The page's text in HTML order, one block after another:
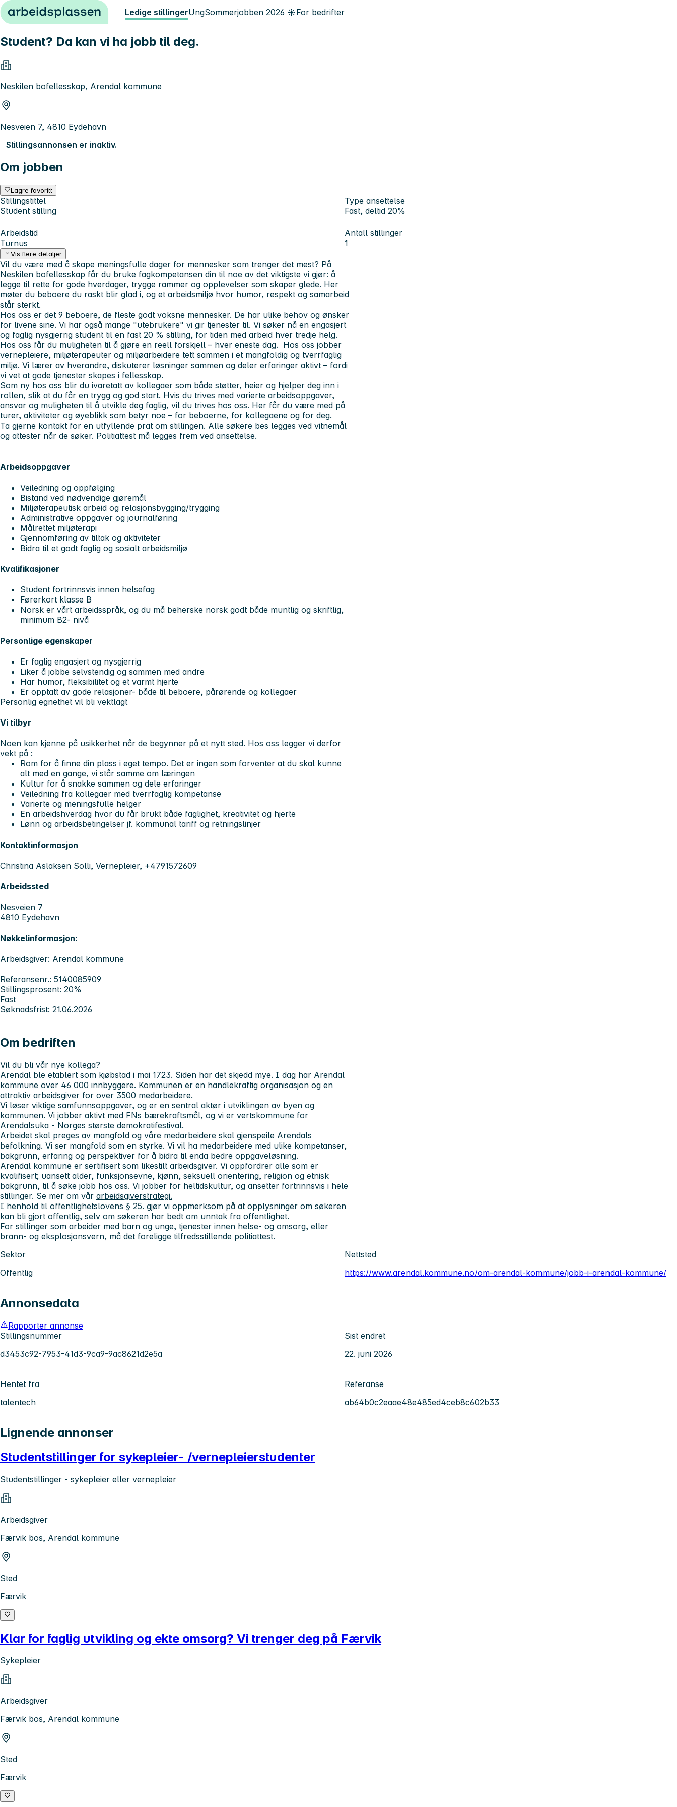
Hopp til innhold Ledige stillingerUngSommerjobben 2026 ☀️For bedrifter
Student? Da kan vi ha jobb til deg.
Neskilen bofellesskap, Arendal kommune
Nesveien 7, 4810 Eydehavn
Stillingsannonsen er inaktiv.
Om jobben
Lagre favoritt
Stillingstittel
Student stilling
Type ansettelse
Fast, deltid 20%
Arbeidstid
Turnus
Antall stillinger
1
Vis flere detaljer
Vil du være med å skape meningsfulle dager for mennesker som trenger det mest? På
Neskilen bofellesskap får du bruke fagkompetansen din til noe av det viktigste vi gjør: å
legge til rette for gode hverdager, trygge rammer og opplevelser som skaper glede. Her
møter du beboere du raskt blir glad i, og et arbeidsmiljø hvor humor, respekt og samarbeid
står sterkt.
Hos oss er det 9 beboere, de fleste godt voksne mennesker. De har ulike behov og ønsker
for livene sine. Vi har også mange "utebrukere" vi gir tjenester til. Vi søker nå en engasjert
og faglig nysgjerrig student til en fast 20 % stilling, for tiden med arbeid hver tredje helg.
Hos oss får du muligheten til å gjøre en reell forskjell – hver eneste dag. Hos oss jobber
vernepleiere, miljøterapeuter og miljøarbeidere tett sammen i et mangfoldig og tverrfaglig
miljø. Vi lærer av hverandre, diskuterer løsninger sammen og deler erfaringer aktivt – fordi
vi vet at gode tjenester skapes i fellesskap.
Som ny hos oss blir du ivaretatt av kollegaer som både støtter, heier og hjelper deg inn i
rollen, slik at du får en trygg og god start. Hvis du trives med varierte arbeidsoppgaver,
ansvar og muligheten til å utvikle deg faglig, vil du trives hos oss. Her får du være med på
turer, aktiviteter og øyeblikk som betyr noe – for beboerne, for kollegaene og for deg.
Ta gjerne kontakt for en utfyllende prat om stillingen. Alle søkere bes legges ved vitnemål
og attester når de søker. Politiattest må legges frem ved ansettelse.
Arbeidsoppgaver
Veiledning og oppfølging
Bistand ved nødvendige gjøremål
Miljøterapeutisk arbeid og relasjonsbygging/trygging
Administrative oppgaver og journalføring
Målrettet miljøterapi
Gjennomføring av tiltak og aktiviteter
Bidra til et godt faglig og sosialt arbeidsmiljø
Kvalifikasjoner
Student fortrinnsvis innen helsefag
Førerkort klasse B
Norsk er vårt arbeidsspråk, og du må beherske norsk godt både muntlig og skriftlig,
minimum B2- nivå
Personlige egenskaper
Er faglig engasjert og nysgjerrig
Liker å jobbe selvstendig og sammen med andre
Har humor, fleksibilitet og et varmt hjerte
Er opptatt av gode relasjoner- både til beboere, pårørende og kollegaer
Personlig egnethet vil bli vektlagt
Vi tilbyr
Noen kan kjenne på usikkerhet når de begynner på et nytt sted. Hos oss legger vi derfor
vekt på :
Rom for å finne din plass i eget tempo. Det er ingen som forventer at du skal kunne
alt med en gange, vi står samme om læringen
Kultur for å snakke sammen og dele erfaringer
Veiledning fra kollegaer med tverrfaglig kompetanse
Varierte og meningsfulle helger
En arbeidshverdag hvor du får brukt både faglighet, kreativitet og hjerte
Lønn og arbeidsbetingelser jf. kommunal tariff og retningslinjer
Kontaktinformasjon
Christina Aslaksen Solli, Vernepleier, +4791572609
Arbeidssted
Nesveien 7
4810 Eydehavn
Nøkkelinformasjon:
Arbeidsgiver: Arendal kommune
Referansenr.: 5140085909
Stillingsprosent: 20%
Fast
Søknadsfrist: 21.06.2026
Om bedriften
Vil du bli vår nye kollega?
Arendal ble etablert som kjøbstad i mai 1723. Siden har det skjedd mye. I dag har Arendal
kommune over 46 000 innbyggere. Kommunen er en handlekraftig organisasjon og en
attraktiv arbeidsgiver for over 3500 medarbeidere.
Vi løser viktige samfunnsoppgaver, og er en sentral aktør i utviklingen av byen og
kommunen. Vi jobber aktivt med FNs bærekraftsmål, og vi er vertskommune for
Arendalsuka - Norges største demokratifestival.
Arbeidet skal preges av mangfold og våre medarbeidere skal gjenspeile Arendals
befolkning. Vi ser mangfold som en styrke. Vi vil ha medarbeidere med ulike kompetanser,
bakgrunn, erfaring og perspektiver for å bidra til enda bedre oppgaveløsning.
Arendal kommune er sertifisert som likestilt arbeidsgiver. Vi oppfordrer alle som er
kvalifisert; uansett alder, funksjonsevne, kjønn, seksuell orientering, religion og etnisk
bakgrunn, til å søke jobb hos oss. Vi jobber for heltidskultur, og ansetter fortrinnsvis i hele
stillinger. Se mer om vår arbeidsgiverstrategi.
I henhold til offentlighetslovens § 25. gjør vi oppmerksom på at opplysninger om søkeren
kan bli gjort offentlig, selv om søkeren har bedt om unntak fra offentlighet.
For stillinger som arbeider med barn og unge, tjenester innen helse- og omsorg, eller
brann- og eksplosjonsvern, må det foreligge tilfredsstillende politiattest.
Sektor
Offentlig
Nettsted
https://www.arendal.kommune.no/om-arendal-kommune/jobb-i-arendal-kommune/
Annonsedata
Rapporter annonse
Stillingsnummer
d3453c92-7953-41d3-9ca9-9ac8621d2e5a
Sist endret
22. juni 2026
Hentet fra
talentech
Referanse
ab64b0c2eaae48e485ed4ceb8c602b33
Lignende annonser
Studentstillinger for sykepleier- /vernepleierstudenter
Studentstillinger - sykepleier eller vernepleier
Arbeidsgiver
Færvik bos, Arendal kommune
Sted
Færvik
Klar for faglig utvikling og ekte omsorg? Vi trenger deg på Færvik
Sykepleier
Arbeidsgiver
Færvik bos, Arendal kommune
Sted
Færvik